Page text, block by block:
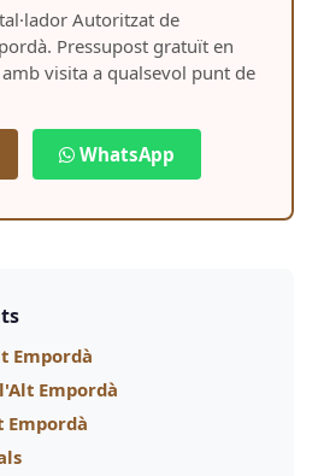
Autoritzat de
Pressupost gratuït en
visita a qualsevol punt de
WhatsApp
Empordà
Empordà